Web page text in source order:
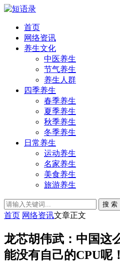
首页
网络资讯
养生文化
中医养生
节气养生
养生人群
四季养生
春季养生
夏季养生
秋季养生
冬季养生
日常养生
运动养生
名家养生
美食养生
旅游养生
搜 索
首页 网络资讯文章正文
龙芯胡伟武：中国这
能没有自己的CPU呢！